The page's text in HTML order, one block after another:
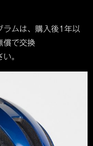
ラムは、購入後1年以
償で交換
。